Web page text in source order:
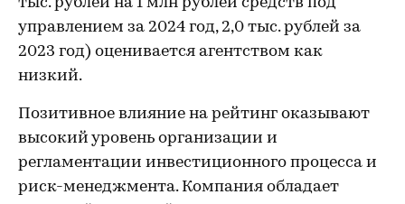
управлением за 2024 год, 2,0 тыс. рублей за
2023 год) оценивается агентством как
низкий.
Позитивное влияние на рейтинг оказывают
высокий уровень организации и
регламентации инвестиционного процесса и
риск-менеджмента. Компания обладает